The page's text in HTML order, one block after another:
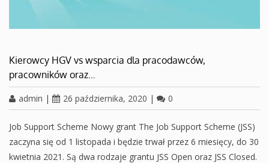
Kierowcy HGV vs wsparcia dla pracodawców,
pracowników oraz…
admin | 26 października, 2020 | 0
Job Support Scheme Nowy grant The Job Support Scheme (JSS)
zaczyna się od 1 listopada i będzie trwał przez 6 miesięcy, do 30
kwietnia 2021. Są dwa rodzaje grantu JSS Open oraz JSS Closed.